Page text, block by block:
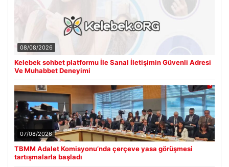
08/08/2026
Kelebek sohbet platformu İle Sanal İletişimin Güvenli Adresi
Ve Muhabbet Deneyimi
07/08/2026
TBMM Adalet Komisyonu’nda çerçeve yasa görüşmesi
tartışmalarla başladı